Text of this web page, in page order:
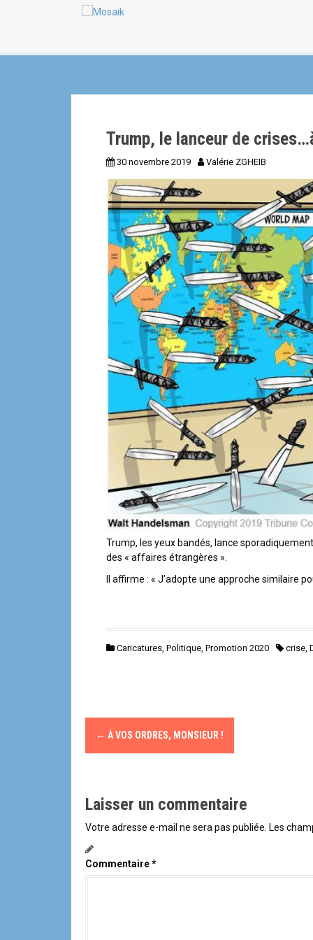
Trump, le lanceur de
30 novembre 2019 Valérie ZGHEIB
Trump, les yeux bandés, lance sporadiquement des couteaux sur la carte du monde tout en tenant à la main le dossier
des « affaires étrangères ».
Il affirme : « J’adopte une approche similaire
Caricatures, Politique, Promotion 2020 crise,
N
a
i
g
a
← À VOS ORDRES, MONSIEUR !
Laisser un commentaire
Votre adresse e-mail ne sera pas publiée. Les
Commentaire*